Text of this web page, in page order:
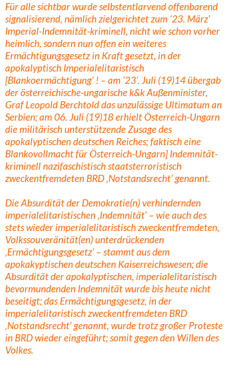
Für alle sichtbar wurde selbstentlarvend offenbarend
signalisierend, nämlich zielgerichtet zum ’23. März‘
Imperial-Indemnität-kriminell, nicht wie schon vorher
heimlich, sondern nun offen ein weiteres
Ermächtigungsgesetz in Kraft gesetzt, in der
apokalyptisch Imperialelitaristisch
[Blankoermächtigung‘ ! – am ’23‘. Juli (19)14 übergab
der österreichische-ungarische k&k Außenminister,
Graf Leopold Berchtold das unzulässige Ultimatum an
Serbien; am 06. Juli (19)18 erhielt Österreich-Ungarn
die militärisch unterstützende Zusage des
apokalyptischen deutschen Reiches; faktisch eine
Blankovollmacht für Österreich-Ungarn] Indemnität-
kriminell nazifaschistisch staatsterroristisch
zweckentfremdeten BRD ‚Notstandsrecht‘ genannt.
Die Absurdität der Demokratie(n) verhindernden
imperialelitaristischen ‚Indemnität‘ – wie auch des
stets wieder imperialelitaristisch zweckentfremdeten,
Volkssouveränität(en) unterdrückenden
‚Ermächtigungsgesetz‘ – stammt aus dem
apokakyptischen deutschen Kaiserreichswesen; die
Absurdität der apokalyptischen, imperialelitaristisch
bevormundenden Indemnität wurde bis heute nicht
beseitigt; das Ermächtigungsgesetz, in der
imperialelitaristisch zweckentfremdeten BRD
‚Notstandsrecht‘ genannt, wurde trotz großer Proteste
in BRD wieder eingeführt; somit gegen den Willen des
Volkes.